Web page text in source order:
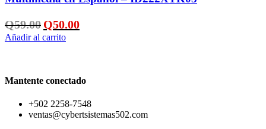
Q59.00 El
precio
original
Q50.00El
precio
Añadir al carrito
Mantente conectado
+502 2258-7548
ventas@cybertsistemas502.com